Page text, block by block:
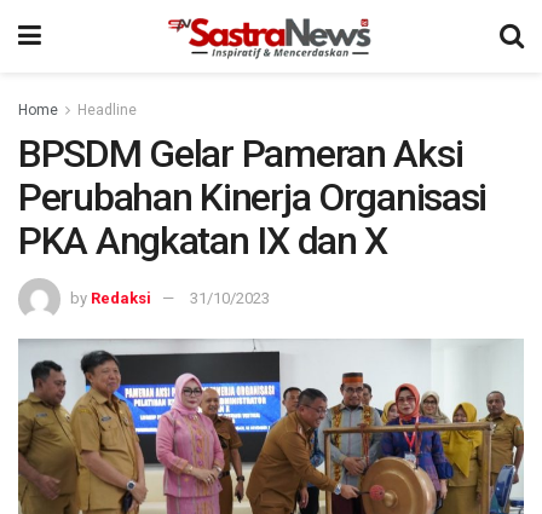
Home Headline
BPSDM Gelar Pameran Aksi
Perubahan Kinerja Organisasi
PKA Angkatan IX dan X
by Redaksi 31/10/2023